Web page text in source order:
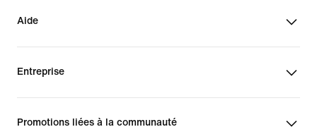
Aide
Entreprise
Promotions liées à la communauté